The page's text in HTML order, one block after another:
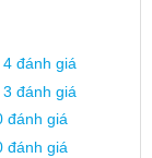
khí
4 đánh giá
3 đánh giá
đánh giá
đánh giá